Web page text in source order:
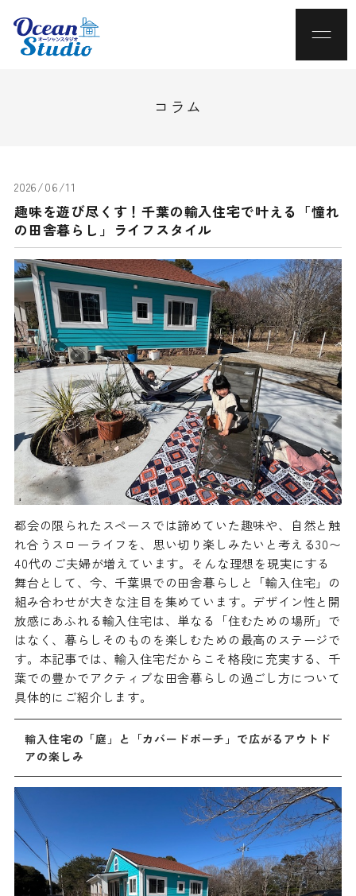
コラム
2026/06/11
趣味を遊び尽くす！千葉の輸入住宅で叶える「憧れ
の田舎暮らし」ライフスタイル
都会の限られたスペースでは諦めていた趣味や、自然と触
れ合うスローライフを、思い切り楽しみたいと考える30〜
40代のご夫婦が増えています。そんな理想を現実にする
舞台として、今、千葉県での田舎暮らしと「輸入住宅」の
組み合わせが大きな注目を集めています。デザイン性と開
放感にあふれる輸入住宅は、単なる「住むための場所」で
はなく、暮らしそのものを楽しむための最高のステージで
す。本記事では、輸入住宅だからこそ格段に充実する、千
葉での豊かでアクティブな田舎暮らしの過ごし方について
具体的にご紹介します。
輸入住宅の「庭」と「カバードポーチ」で広がるアウトド
アの楽しみ